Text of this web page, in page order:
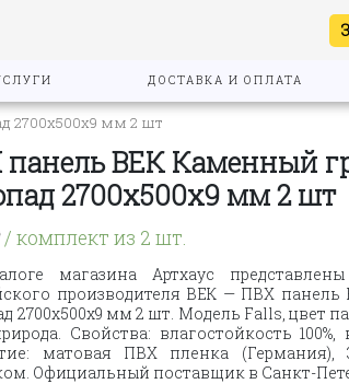
ДОСТАВКА И ОПЛАТА
2700х500х9 мм 2 шт
ВЕК Каменный
2700х500х9 мм 2 шт
/ комплект из 2 шт.
магазина Артхаус
производителя ВЕК — ПВХ
2700х500х9 мм 2 шт. Модель Falls, цвет
Свойства: влагостойкость
матовая ПВХ пленка
Официальный поставщик в Санкт-